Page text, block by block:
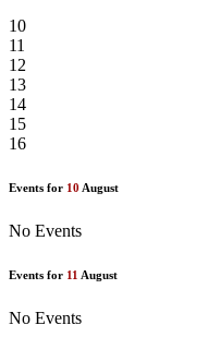
10
11
12
13
14
15
16
Events for 10 August
No Events
Events for 11 August
No Events